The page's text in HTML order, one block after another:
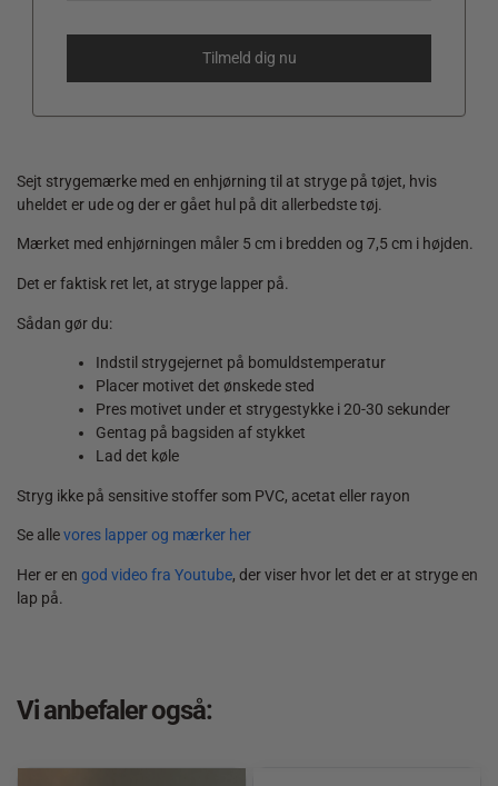
Sejt strygemærke med en enhjørning til at stryge på tøjet, hvis
uheldet er ude og der er gået hul på dit allerbedste tøj.
Mærket med enhjørningen måler 5 cm i bredden og 7,5 cm i højden.
Det er faktisk ret let, at stryge lapper på.
Sådan gør du:
Indstil strygejernet på bomuldstemperatur
Placer motivet det ønskede sted
Pres motivet under et strygestykke i 20-30 sekunder
Gentag på bagsiden af stykket
Lad det køle
Stryg ikke på sensitive stoffer som PVC, acetat eller rayon
Se allevores lapper og mærker her
Her er en god video fra Youtube, der viser hvor let det er at stryge en
lap på.
Vi anbefaler også: